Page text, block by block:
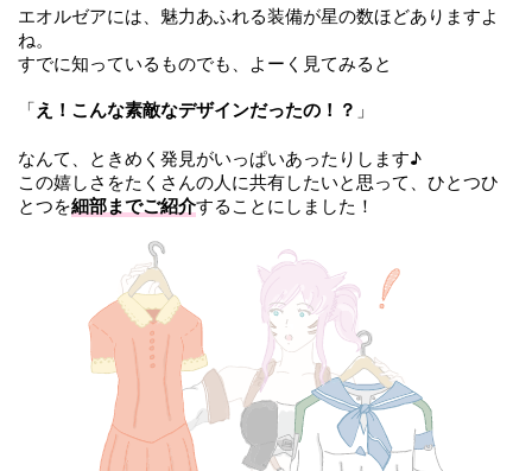
エオルゼアには、魅力あふれる装備が星の数ほどありますよ
ね。
すでに知っているものでも、よーく見てみると
「え！こんな素敵なデザインだったの！？ 」
なんて、ときめく発見がいっぱいあったりします♪
この嬉しさをたくさんの人に共有したいと思って、ひとつひ
とつを細部までご紹介することにしました！